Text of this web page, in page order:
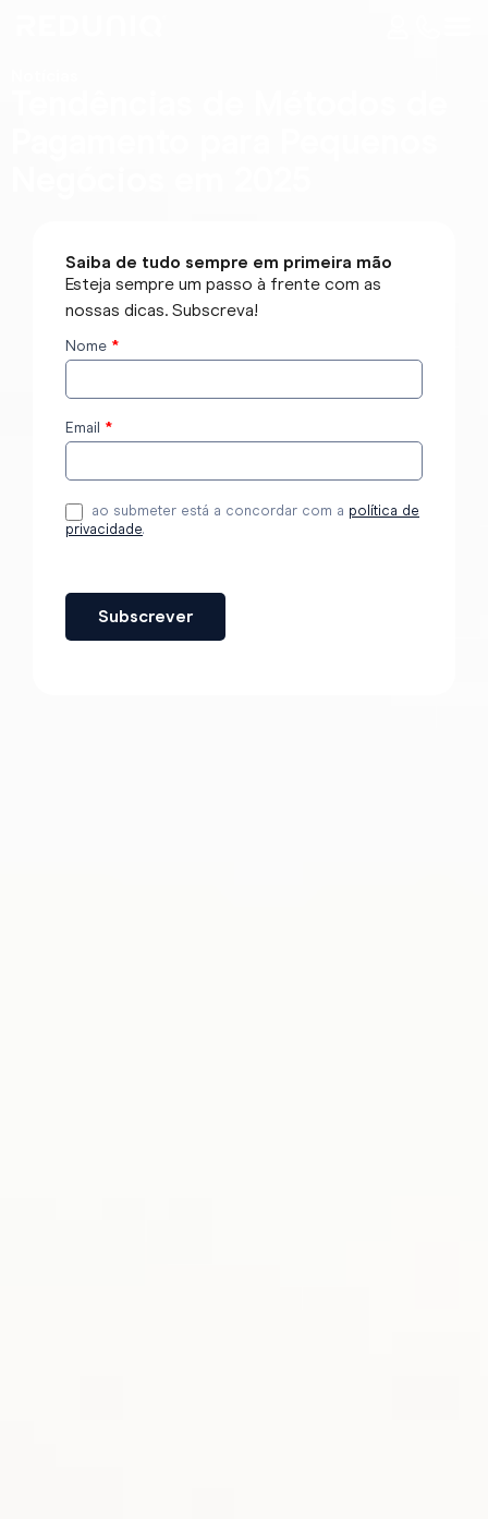
Saiba de tudo sempre em primeira mão
Esteja sempre um passo à frente com as
nossas dicas. Subscreva!
Subscrever
Nome *
Email *
ao submeter está a concordar com a política de
privacidade.
Subscrever